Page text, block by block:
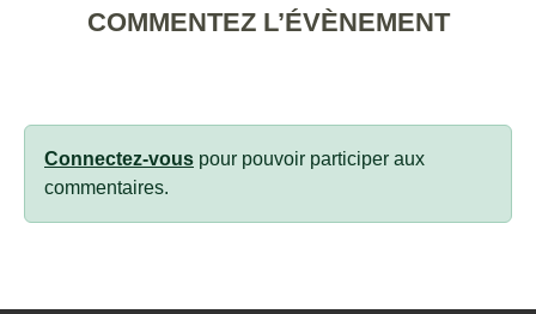
COMMENTEZ L’ÉVÈNEMENT
Connectez-vous pour pouvoir participer aux
commentaires.